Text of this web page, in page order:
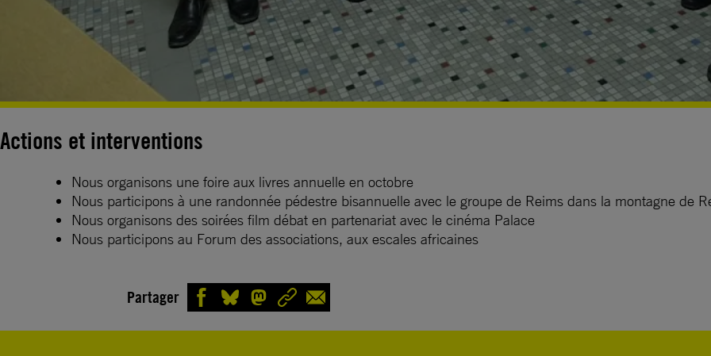
Actions et interventions
Nous organisons une foire aux livres annuelle en octobre
Nous participons à une randonnée pédestre bisannuelle avec le groupe de Reims dans la montagne de
Nous organisons des soirées film débat en partenariat avec le cinéma Palace
Nous participons au Forum des associations, aux escales africaines
Partager